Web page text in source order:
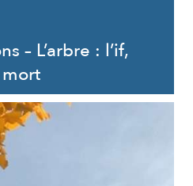
– L’arbre : l’if,